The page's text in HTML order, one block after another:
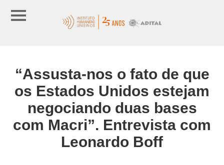
“Assusta-nos o fato de que
os Estados Unidos estejam
negociando duas bases
com Macri”. Entrevista com
Leonardo Boff